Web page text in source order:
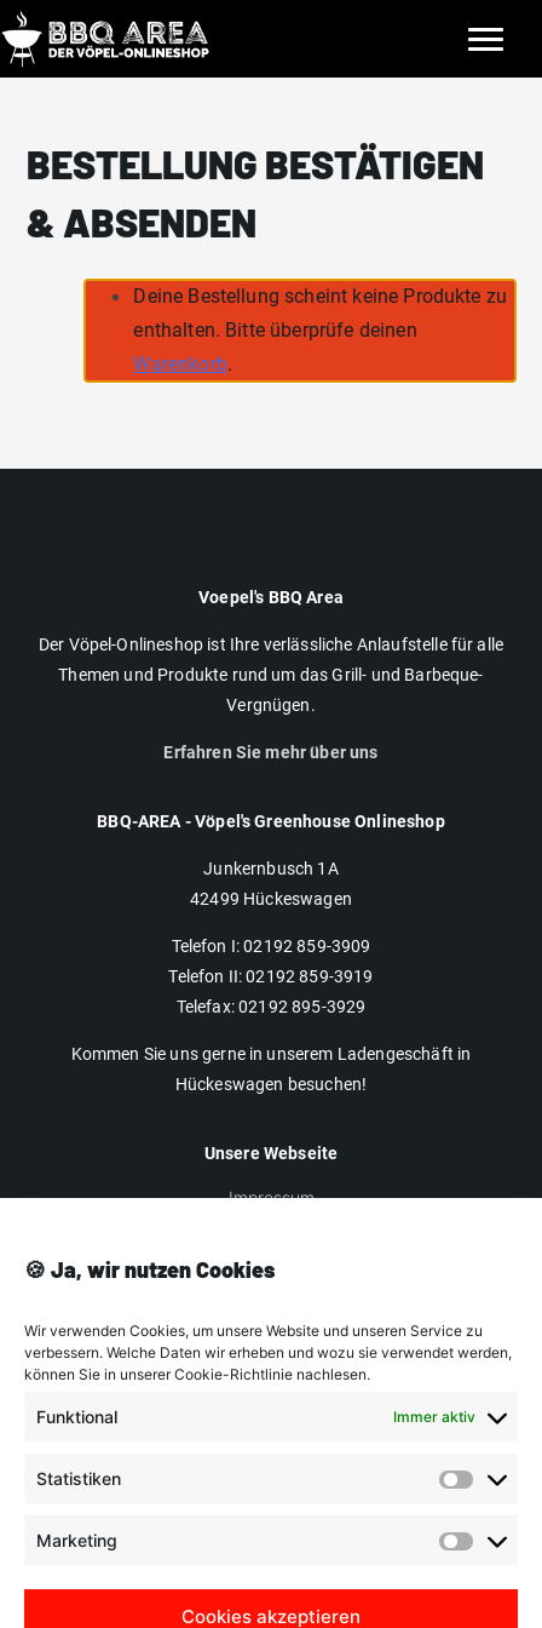
🍪 Ja, wir nutzen Cookies
Wir verwenden Cookies, um unsere Website und unseren Service zu
verbessern. Welche Daten wir erheben und wozu sie verwendet werden,
können Sie in unserer Cookie-Richtlinie nachlesen.
Funktional Immer aktiv
Statistiken
Marketing
Cookies akzeptieren
Skip
to
content
BESTELLUNG BESTÄTIGEN
& ABSENDEN
Deine Bestellung scheint keine Produkte zu
enthalten. Bitte überprüfe deinen
Warenkorb.
Voepel's BBQ Area
Der Vöpel-Onlineshop ist Ihre verlässliche Anlaufstelle für alle
Themen und Produkte rund um das Grill- und Barbeque-
Vergnügen.
Erfahren Sie mehr über uns
BBQ-AREA - Vöpel's Greenhouse Onlineshop
Junkernbusch 1A
42499 Hückeswagen
Telefon I: 02192 859-3909
Telefon II: 02192 859-3919
Telefax: 02192 895-3929
Kommen Sie uns gerne in unserem Ladengeschäft in
Hückeswagen besuchen!
Unsere Webseite
Impressum
AGB